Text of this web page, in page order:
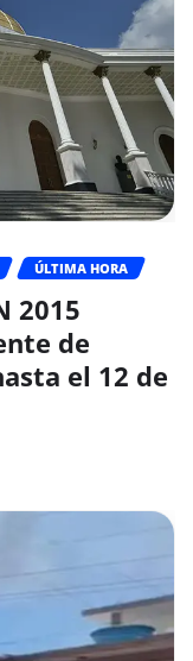
ÚLTIMA HORA
2015
de
el 12 de